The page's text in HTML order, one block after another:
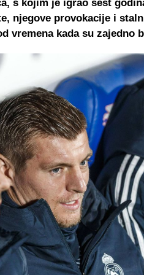
s kojim je igrao šest
njegove provokacije i
vremena kada su zajedno